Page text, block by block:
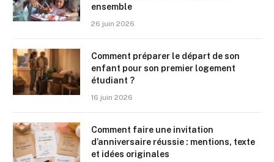
ensemble
26 juin 2026
Comment préparer le départ de son
enfant pour son premier logement
étudiant ?
16 juin 2026
Comment faire une invitation
d’anniversaire réussie : mentions, texte
et idées originales